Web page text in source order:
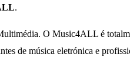
.
O Music4ALL é
de música eletrónica e